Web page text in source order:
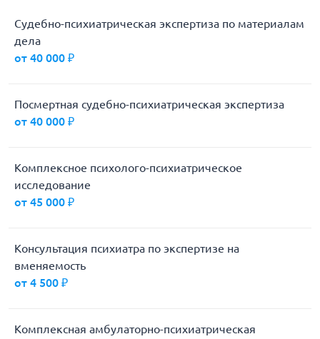
Судебно-психиатрическая экспертиза по материалам
дела
от 40 000 ₽
Посмертная судебно-психиатрическая экспертиза
от 40 000 ₽
Комплексное психолого-психиатрическое
исследование
от 45 000 ₽
Консультация психиатра по экспертизе на
вменяемость
от 4 500 ₽
Комплексная амбулаторно-психиатрическая